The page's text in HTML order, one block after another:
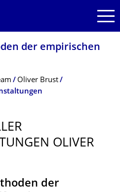
der empirischen
Oliver Brust
OLIVER
der